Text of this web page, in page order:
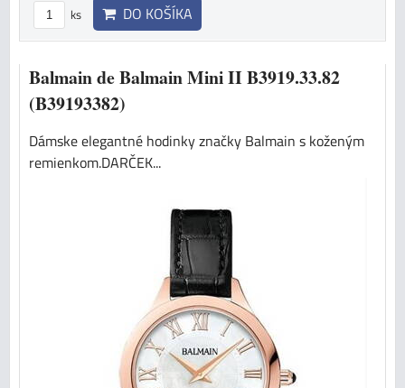
ks DO KOŠÍKA
Balmain de Balmain Mini II B3919.33.82
(B39193382)
Dámske elegantné hodinky značky Balmain s koženým
remienkom.DARČEK...